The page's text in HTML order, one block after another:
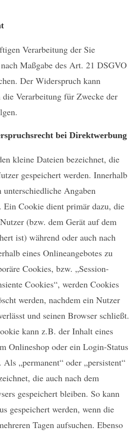
Verarbeitung der Sie
Maßgabe des Art. 21 DSGVO
Der Widerspruch kann
die Verarbeitung für Zwecke der
bei Direktwerbung
kleine Dateien bezeichnet, die
gespeichert werden. Innerhalb
unterschiedliche Angaben
Ein Cookie dient primär dazu, die
(bzw. dem Gerät auf dem
ist) während oder auch nach
eines Onlineangebotes zu
Cookies, bzw. „Session-
Cookies“, werden Cookies
werden, nachdem ein Nutzer
und seinen Browser schließt.
kann z.B. der Inhalt eines
Onlineshop oder ein Login-Status
Als „permanent“ oder „persistent“
die auch nach dem
gespeichert bleiben. So kann
gespeichert werden, wenn die
Tagen aufsuchen. Ebenso